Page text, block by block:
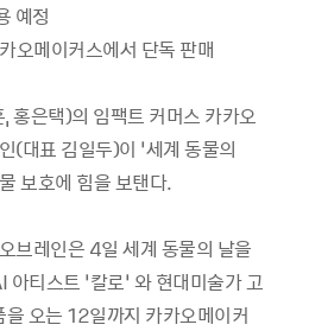
예정
오메이커스에서 단독 판매
홍은택)의 임팩트 커머스 카카오
(대표 김일두)이 ‘세계 동물의
보호에 힘을 보탠다.
브레인은 4일 세계 동물의 날을
티스트 ‘칼로’ 와 현대미술가 고
오는 12일까지 카카오메이커